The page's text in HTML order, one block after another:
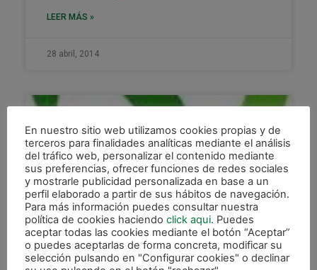
LEER MÁS »
28 abril, 2014
Números premiados del sorteo
En nuestro sitio web utilizamos cookies propias y de
terceros para finalidades analíticas mediante el análisis
del tráfico web, personalizar el contenido mediante
sus preferencias, ofrecer funciones de redes sociales
y mostrarle publicidad personalizada en base a un
perfil elaborado a partir de sus hábitos de navegación.
Para más información puedes consultar nuestra
política de cookies haciendo click aqui. Puedes
aceptar todas las cookies mediante el botón “Aceptar”
o puedes aceptarlas de forma concreta, modificar su
selección pulsando en "Configurar cookies" o declinar